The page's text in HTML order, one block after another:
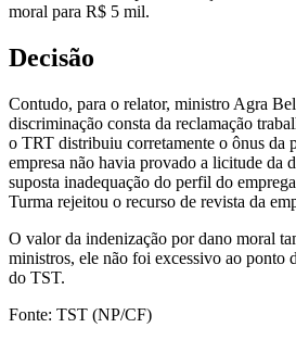
moral para R$ 5 mil.
Decisão
Contudo, para o relator, ministro Agra
discriminação consta da reclamação
o TRT distribuiu corretamente o ônus da
empresa não havia provado a licitude da
suposta inadequação do perfil do
Turma rejeitou o recurso de revista da
O valor da indenização por dano moral
ministros, ele não foi excessivo ao ponto
do TST.
Fonte: TST (NP/CF)